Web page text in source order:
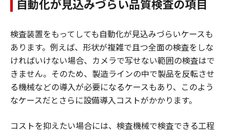
自動化が見込みづらい品質検査の項目
検査装置をもってしても自動化が見込みづらいケースも
あります。例えば、形状が複雑で且つ全面の検査をしな
ければいけない場合、カメラで写せない範囲の検査はで
きません。そのため、製造ラインの中で製品を反転させ
る機械などの導入が必要になるケースもあり、このよう
なケースだとさらに設備導入コストがかかります。
コストを抑えたい場合には、検査機械で検査できる工程